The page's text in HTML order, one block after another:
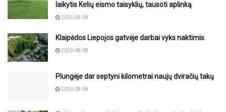
laikytis Kelių eismo taisyklių, tausoti aplinką
2026-08-08
Klaipėdos Liepojos gatvėje darbai vyks naktimis
2026-08-08
Plungėje dar septyni kilometrai naujų dviračių takų
2026-08-08